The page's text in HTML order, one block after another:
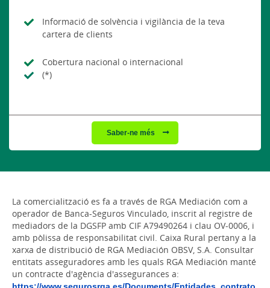
Informació de solvència i vigilància de la teva
cartera de clients
Cobertura nacional o internacional
(*)
Saber-ne més
La comercialització es fa a través de RGA Mediación com a
operador de Banca-Seguros Vinculado, inscrit al registre de
mediadors de la DGSFP amb CIF A79490264 i clau OV-0006, i
amb pòlissa de responsabilitat civil. Caixa Rural pertany a la
xarxa de distribució de RGA Mediación OBSV, S.A. Consultar
entitats asseguradores amb les quals RGA Mediación manté
un contracte d'agència d'assegurances a: